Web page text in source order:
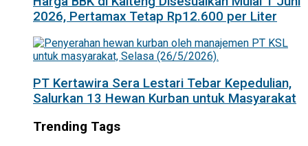
2026, Pertamax Tetap Rp12.600 per Liter
PT Kertawira Sera Lestari Tebar Kepedulian,
Salurkan 13 Hewan Kurban untuk Masyarakat
Trending Tags